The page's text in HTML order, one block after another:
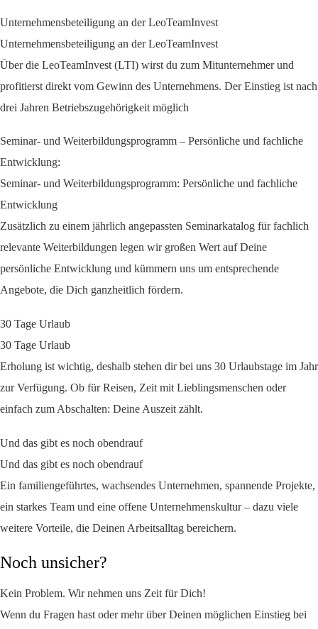
Unternehmensbeteiligung an der LeoTeamInvest
Unternehmensbeteiligung an der LeoTeamInvest
Über die LeoTeamInvest (LTI) wirst du zum Mitunternehmer und
profitierst direkt vom Gewinn des Unternehmens. Der Einstieg ist nach
drei Jahren Betriebszugehörigkeit möglich
Seminar- und Weiterbildungsprogramm – Persönliche und fachliche
Entwicklung:
Seminar- und Weiterbildungsprogramm: Persönliche und fachliche
Entwicklung
Zusätzlich zu einem jährlich angepassten Seminarkatalog für fachlich
relevante Weiterbildungen legen wir großen Wert auf Deine
persönliche Entwicklung und kümmern uns um entsprechende
Angebote, die Dich ganzheitlich fördern.
30 Tage Urlaub
30 Tage Urlaub
Erholung ist wichtig, deshalb stehen dir bei uns 30 Urlaubstage im Jahr
zur Verfügung. Ob für Reisen, Zeit mit Lieblingsmenschen oder
einfach zum Abschalten: Deine Auszeit zählt.
Und das gibt es noch obendrauf
Und das gibt es noch obendrauf
Ein familiengeführtes, wachsendes Unternehmen, spannende Projekte,
ein starkes Team und eine offene Unternehmenskultur – dazu viele
weitere Vorteile, die Deinen Arbeitsalltag bereichern.
Noch unsicher?
Kein Problem. Wir nehmen uns Zeit für Dich!
Wenn du Fragen hast oder mehr über Deinen möglichen Einstieg bei